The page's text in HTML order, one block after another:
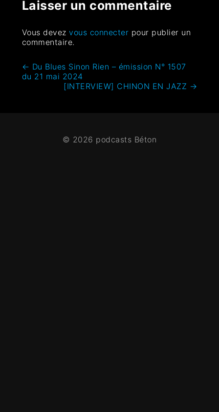
Laisser un commentaire
Vous devezvous connecter pour publier un
commentaire.
← Du Blues Sinon Rien – émission N° 1507
du 21 mai 2024
[INTERVIEW] CHINON EN JAZZ →
© 2026 podcasts Béton